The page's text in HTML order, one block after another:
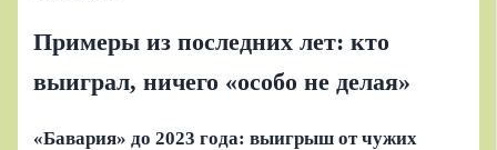
Примеры из последних лет: кто
выиграл, ничего «особо не делая»
«Бавария» до 2023 года: выигрыш от чужих